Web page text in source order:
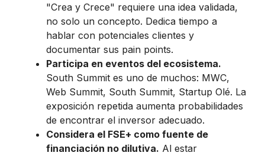
"Crea y Crece" requiere una idea validada,
no solo un concepto. Dedica tiempo a
hablar con potenciales clientes y
documentar sus pain points.
Participa en eventos del ecosistema.
South Summit es uno de muchos: MWC,
Web Summit, South Summit, Startup Olé. La
exposición repetida aumenta probabilidades
de encontrar el inversor adecuado.
Considera el FSE+ como fuente de
financiación no dilutiva. Al estar